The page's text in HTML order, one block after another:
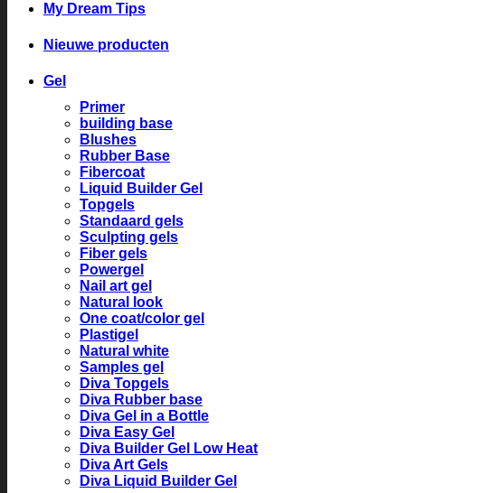
My Dream Tips
Nieuwe producten
Gel
Primer
building base
Blushes
Rubber Base
Fibercoat
Liquid Builder Gel
Topgels
Standaard gels
Sculpting gels
Fiber gels
Powergel
Nail art gel
Natural look
One coat/color gel
Plastigel
Natural white
Samples gel
Diva Topgels
Diva Rubber base
Diva Gel in a Bottle
Diva Easy Gel
Diva Builder Gel Low Heat
Diva Art Gels
Diva Liquid Builder Gel